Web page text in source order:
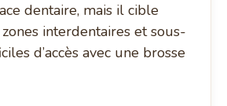
dentaire, mais il cible
interdentaires et sous-
d’accès avec une brosse